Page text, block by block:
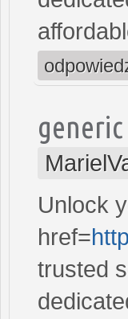
Unlock
href=
trusted